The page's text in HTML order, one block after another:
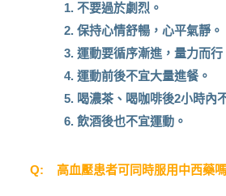
不要過於劇烈。
保持心情舒暢，心平氣靜。
運動要循序漸進，量力而行
運動前後不宜大量進餐。
喝濃茶、喝咖啡後2小時內
飲酒後也不宜運動。
Q: 高血壓患者可同時服用中西藥